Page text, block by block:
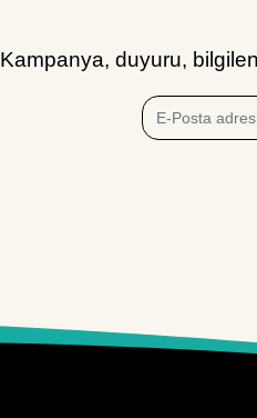
Kampanya, duyuru,